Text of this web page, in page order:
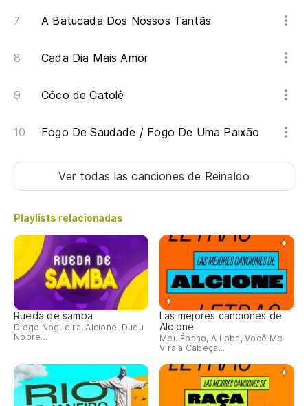
A Batucada Dos Nossos Tantãs
Cada Dia Mais Amor
Côco de Catolê
Fogo De Saudade / Fogo De Uma Paixão
Ver todas las cancionesde Reinaldo
Playlists relacionadas
Rueda de samba
Diogo Nogueira, Alcione, Dudu
Nobre...
Las mejores canciones de
Alcione
Meu Ébano, A Loba, Você Me
Vira a Cabeça...